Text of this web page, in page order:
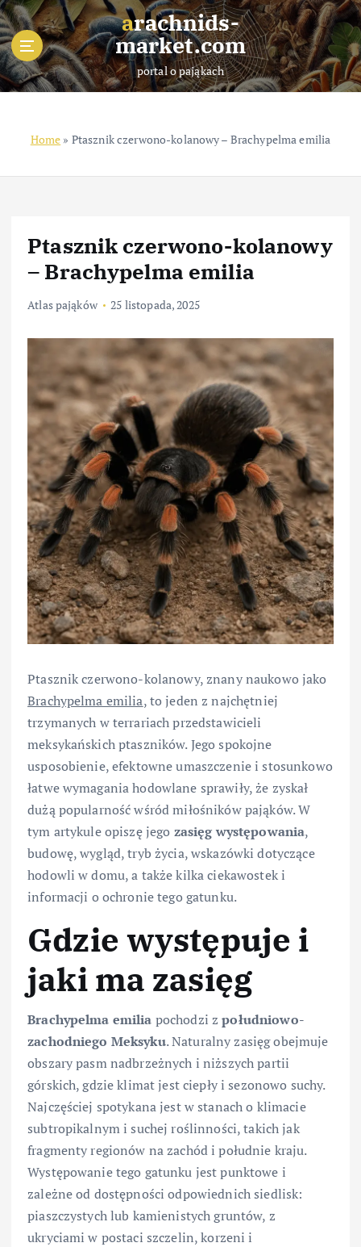
S
k
i
p
t
t
arachnids-
market.com
portal o pająkach
Home » Ptasznik czerwono-kolanowy – Brachypelma emilia
Ptasznik czerwono-kolanowy
– Brachypelma emilia
Atlas pająków 25 listopada, 2025
Ptasznik czerwono-kolanowy, znany naukowo jako
Brachypelma emilia, to jeden z najchętniej
trzymanych w terrariach przedstawicieli
meksykańskich ptaszników. Jego spokojne
usposobienie, efektowne umaszczenie i stosunkowo
łatwe wymagania hodowlane sprawiły, że zyskał
dużą popularność wśród miłośników pająków. W
tym artykule opiszę jego zasięg występowania,
budowę, wygląd, tryb życia, wskazówki dotyczące
hodowli w domu, a także kilka ciekawostek i
informacji o ochronie tego gatunku.
Gdzie występuje i
jaki ma zasięg
Brachypelma emilia pochodzi zpołudniowo-
zachodniego Meksyku. Naturalny zasięg obejmuje
obszary pasm nadbrzeżnych i niższych partii
górskich, gdzie klimat jest ciepły i sezonowo suchy.
Najczęściej spotykana jest w stanach o klimacie
subtropikalnym i suchej roślinności, takich jak
fragmenty regionów na zachód i południe kraju.
Występowanie tego gatunku jest punktowe i
zależne od dostępności odpowiednich siedlisk:
piaszczystych lub kamienistych gruntów, z
ukryciami w postaci szczelin, korzeni i